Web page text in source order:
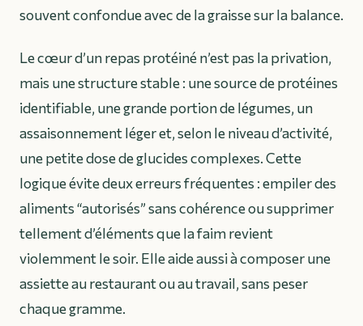
souvent confondue avec de la graisse sur la balance.
Le cœur d’un repas protéiné n’est pas la privation,
mais une structure stable : une source de protéines
identifiable, une grande portion de légumes, un
assaisonnement léger et, selon le niveau d’activité,
une petite dose de glucides complexes. Cette
logique évite deux erreurs fréquentes : empiler des
aliments “autorisés” sans cohérence ou supprimer
tellement d’éléments que la faim revient
violemment le soir. Elle aide aussi à composer une
assiette au restaurant ou au travail, sans peser
chaque gramme.